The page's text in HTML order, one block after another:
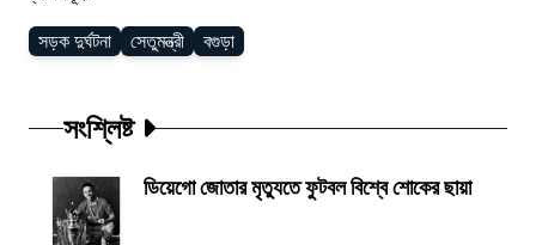
সড়ক দুর্ঘটনা সেতুমন্ত্রী বগুড়া
সংশ্লিষ্ট
ডিয়েগো জোতার মৃত্যুতে ফুটবল বিশ্বে শোকের ছায়া